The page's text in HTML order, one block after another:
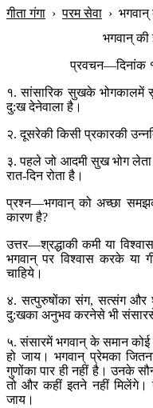
गीता गंगा ›परम सेवा › भगवान्
भगवान् की
प्रवचन—दिनांक
१. सांसारिक सुखके भोगकालमें
दु:ख देनेवाला है।
२. दूसरेकी किसी प्रकारकी
३. पहले जो आदमी सुख भोग लेता
रात-दिन रोता है।
प्रश्न—भगवान् को अच्छा
कारण है?
उत्तर—श्रद्धाकी कमी या
भगवान् पर विश्वास करके या
चाहिये।
४. सत्पुरुषोंका संग, सत्संग और
दु:खका अनुभव करनेसे भी संसारसे
५. संसारमें भगवान् के समान कोई
हो जाय। भगवान् प्रेमका
गुणोंका पार ही नहीं है। उनके
तो और कहीं इतने नहीं मिलेंगे।
जाय।